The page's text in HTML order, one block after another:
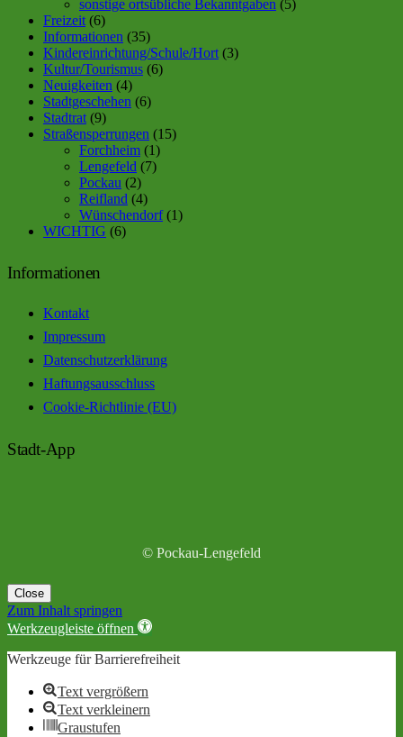
sonstige ortsübliche Bekanntgaben (5)
Freizeit (6)
Informationen (35)
Kindereinrichtung/Schule/Hort (3)
Kultur/Tourismus (6)
Neuigkeiten (4)
Stadtgeschehen (6)
Stadtrat (9)
Straßensperrungen (15)
Forchheim (1)
Lengefeld (7)
Pockau (2)
Reifland (4)
Wünschendorf(1)
WICHTIG (6)
Informationen
Kontakt
Impressum
Datenschutzerklärung
Haftungsausschluss
Cookie-Richtlinie (EU)
Stadt-App
© Pockau-Lengefeld
Close
Zum Inhalt springen
Werkzeugleiste öffnen
Werkzeuge für Barrierefreiheit
Text vergrößern
Text verkleinern
Graustufen